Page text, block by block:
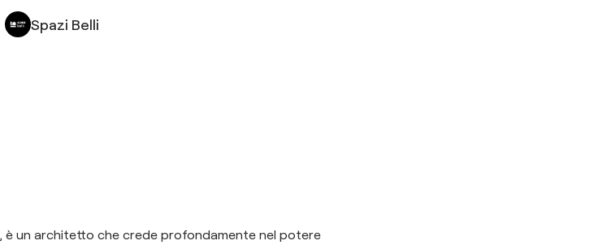
Spazi Belli
, è un architetto che crede profondamente nel potere